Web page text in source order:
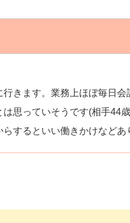
きます。業務上ほぼ毎日
思っていそうです(相手44
するといい働きかけなどあ